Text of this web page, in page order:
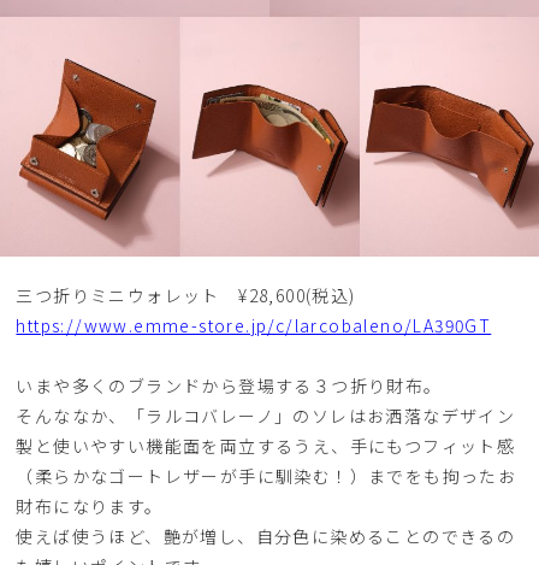
三つ折りミニウォレット ¥28,600(税込)
https://www.emme-store.jp/c/larcobaleno/LA390GT
いまや多くのブランドから登場する３つ折り財布。
そんななか、「ラルコバレーノ」のソレはお洒落なデザイン
製と使いやすい機能面を両立するうえ、手にもつフィット感
（柔らかなゴートレザーが手に馴染む！）までをも拘ったお
財布になります。
使えば使うほど、艶が増し、自分色に染めることのできるの